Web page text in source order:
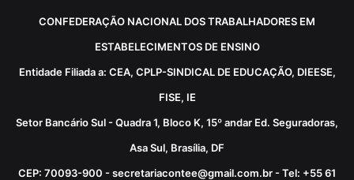
CONFEDERAÇÃO NACIONAL DOS TRABALHADORES EM
ESTABELECIMENTOS DE ENSINO
Entidade Filiada a: CEA, CPLP-SINDICAL DE EDUCAÇÃO, DIEESE,
FISE, IE
Setor Bancário Sul - Quadra 1, Bloco K, 15º andar Ed. Seguradoras,
Asa Sul, Brasília, DF
CEP: 70093-900 - secretariacontee@gmail.com.br - Tel: +55 61